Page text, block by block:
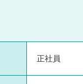
正社員